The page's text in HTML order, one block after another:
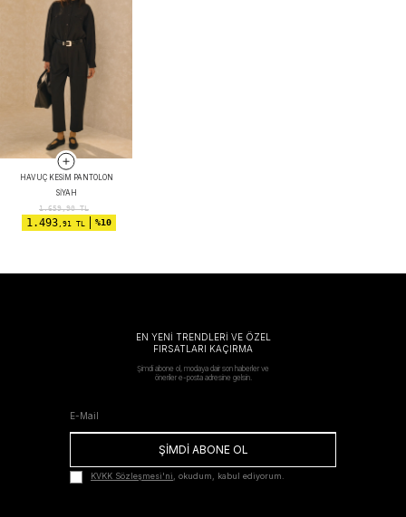
HAVUÇ KESIM PANTOLON
SIYAH
1.659,90TL
1.493,91 TL %10
EN YENİ TRENDLERİ VE ÖZEL
FIRSATLARI KAÇIRMA
Şimdi abone ol, modaya dair son haberler ve
öneriler e-posta adresine gelsin.
ŞİMDİ ABONE OL
KVKK Sözleşmesi'ni, okudum, kabul ediyorum.